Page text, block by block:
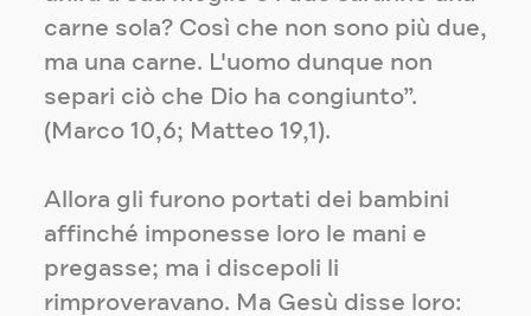
carne sola? Così che non sono più due,
ma una carne. L'uomo dunque non
separi ciò che Dio ha congiunto”.
(Marco 10,6; Matteo 19,1).
Allora gli furono portati dei bambini
affinché imponesse loro le mani e
pregasse; ma i discepoli li
rimproveravano. Ma Gesù disse loro: